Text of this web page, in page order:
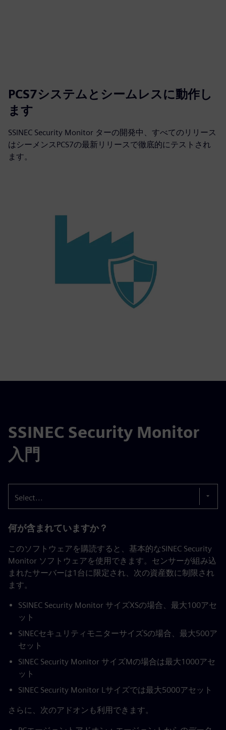
PCS7システムとシームレスに動作し
ます
SSINEC Security Monitor ターの開発中、すべてのリリース
はシーメンスPCS7の最新リリースで徹底的にテストされ
ます。
SSINEC Security Monitor
入門
Select...
何が含まれていますか？
このソフトウェアを購読すると、基本的なSINEC Security
Monitor ソフトウェアを使用できます。センサーが組み込
まれたサーバーは1台に限定され、次の資産数に制限され
ます。
SSINEC Security Monitor サイズXSの場合、最大100アセ
ット
SINECセキュリティモニターサイズSの場合、最大500ア
セット
SINEC Security Monitor サイズMの場合は最大1000アセ
ット
SINEC Security Monitor Lサイズでは最大5000アセット
さらに、次のアドオンも利用できます。